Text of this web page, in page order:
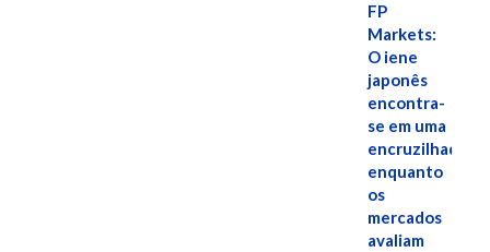
FP
Markets:
O iene
japonês
encontra-
se em uma
encruzilhada
enquanto
os
mercados
avaliam